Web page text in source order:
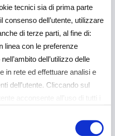
tecnici sia di prima parte
consenso dell’utente, utilizzare
di terze parti, al fine di:
linea con le preferenze
dell’utilizzo delle
in rete ed effettuare analisi e
dell’utente. Cliccando sul
acconsente all’uso di tutti i
e può essere revocato in